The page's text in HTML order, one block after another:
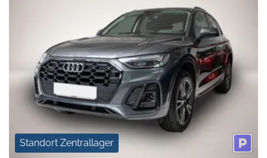
Standort Zentrallager